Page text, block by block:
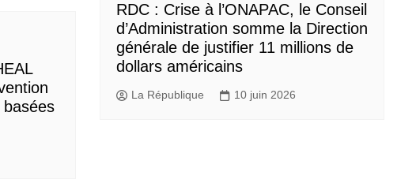
RDC : Crise à l’ONAPAC, le Conseil
d’Administration somme la Direction
générale de justifier 11 millions de
dollars américains
La République 10 juin 2026